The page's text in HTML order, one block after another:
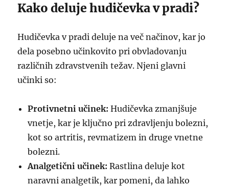
Kako deluje hudičevka v pradi?
Hudičevka v pradi deluje na več načinov, kar jo
dela posebno učinkovito pri obvladovanju
različnih zdravstvenih težav. Njeni glavni
učinki so:
Protivnetni učinek: Hudičevka zmanjšuje
vnetje, kar je ključno pri zdravljenju bolezni,
kot so artritis, revmatizem in druge vnetne
bolezni.
Analgetični učinek: Rastlina deluje kot
naravni analgetik, kar pomeni, da lahko